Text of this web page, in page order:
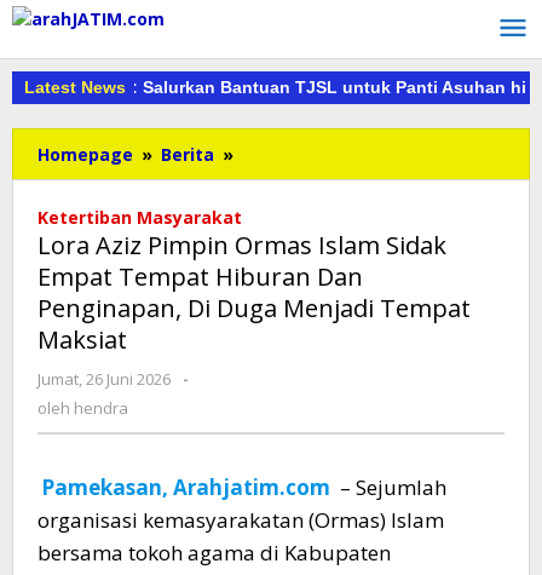
Lewati
konten
Latest News
Madiun: Salurkan Bantuan TJSL untuk Panti Asuhan hingga
Homepage » Berita »
Aziz
Ormas
Islam
Sidak
Empat
Tempat
Di
Menjadi
Tempat
Maksiat
Ketertiban Masyarakat
Lora Aziz Pimpin Ormas Islam Sidak
Empat Tempat Hiburan Dan
Penginapan, Di Duga Menjadi Tempat
Maksiat
Jumat, 26 Juni 2026
oleh
-
oleh hendra
Pamekasan, Arahjatim.com – Sejumlah
organisasi kemasyarakatan (Ormas) Islam
bersama tokoh agama di Kabupaten